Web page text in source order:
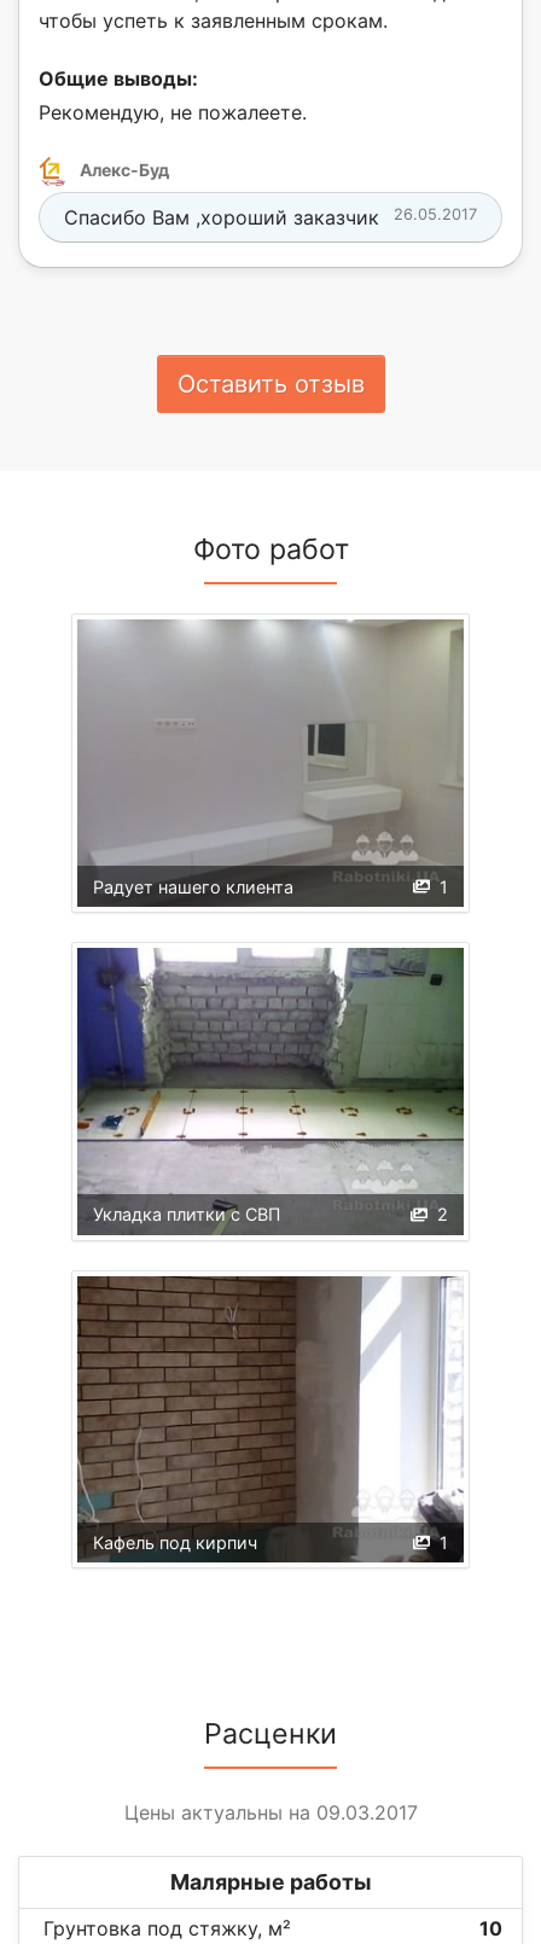
чтобы успеть к заявленным срокам.
Общие выводы:
Рекомендую, не пожалеете.
Алекс-Буд
26.05.2017
Спасибо Вам ,хороший заказчик
Оставить отзыв
Фото работ
1
Радует нашего клиента
2
Укладка плитки с СВП
1
Кафель под кирпич
Расценки
Цены актуальны на 09.03.2017
Малярные работы
Грунтовка под стяжку, м² 10